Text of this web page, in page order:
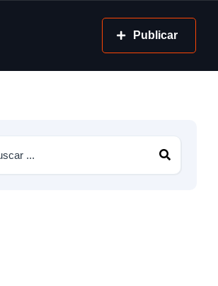
Publicar